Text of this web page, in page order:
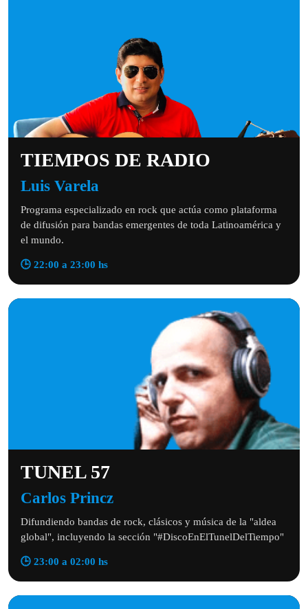
TIEMPOS DE RADIO
Luis Varela
Programa especializado en rock que actúa como plataforma
de difusión para bandas emergentes de toda Latinoamérica y
el mundo.
🕒 22:00 a 23:00 hs
TUNEL 57
Carlos Princz
Difundiendo bandas de rock, clásicos y música de la "aldea
global", incluyendo la sección "#DiscoEnElTunelDelTiempo"
🕒 23:00 a 02:00 hs